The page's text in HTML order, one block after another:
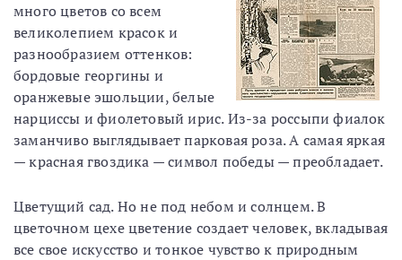
много цветов со всем
великолепием красок и
разнообразием оттенков:
бордовые георгины и
оранжевые эшольции, белые
нарциссы и фиолетовый ирис. Из-за россыпи фиалок
заманчиво выглядывает парковая роза. А самая яркая
— красная гвоздика — символ победы — преобладает.
Цветущий сад. Но не под небом и солнцем. В
цветочном цехе цветение создает человек, вкладывая
все свое искусство и тонкое чувство к природным